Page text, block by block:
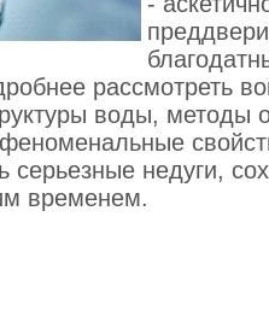
рассмотреть
воды, методы
серьезные недуги,
временем.